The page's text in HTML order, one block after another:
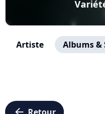
Artiste Albums &